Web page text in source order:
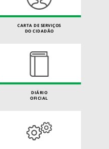
CARTA DE SERVIÇOS
DO CIDADÃO
DIÁRIO
OFICIAL